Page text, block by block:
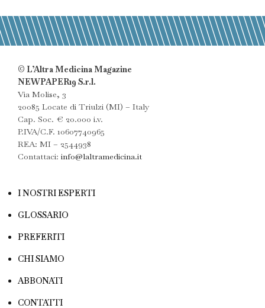
© L’Altra Medicina Magazine
NEWPAPER19 S.r.l.
Via Molise, 3
20085 Locate di Triulzi (MI) – Italy
Cap. Soc. € 20.000 i.v.
P.IVA/C.F. 10607740965
REA: MI – 2544938
Contattaci: info@laltramedicina.it
I NOSTRI ESPERTI
GLOSSARIO
PREFERITI
CHI SIAMO
ABBONATI
CONTATTI